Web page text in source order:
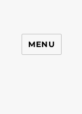
MENU